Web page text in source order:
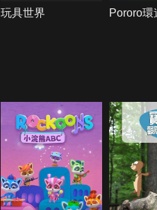
玩具世界 Pororo環